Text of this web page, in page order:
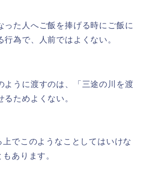
った人へご飯を捧げる時にご飯に
行為で、人前ではよくない。
ように渡すのは、「三途の川を渡
ためよくない。
上でこのようなことしてはいけな
あります。